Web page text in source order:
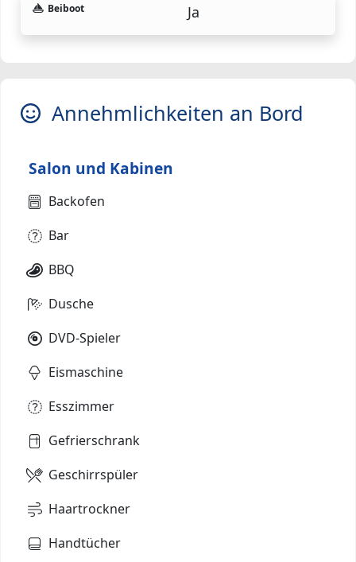
Beiboot Ja
Annehmlichkeiten an Bord
Salon und Kabinen
Backofen
Bar
BBQ
Dusche
DVD-Spieler
Eismaschine
Esszimmer
Gefrierschrank
Geschirrspüler
Haartrockner
Handtücher